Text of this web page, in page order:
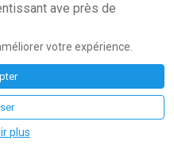
ave près de
du programme
qui de fait
et les seniors
numérique.
votre expérience.
plus